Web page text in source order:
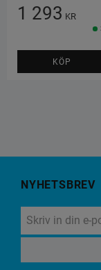
1 293 KR
KÖP
NYHETSBREV